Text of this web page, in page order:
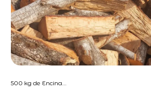
500 kg de Encina...